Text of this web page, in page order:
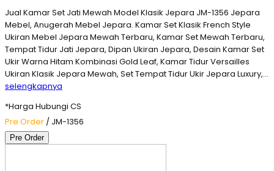
Jual Kamar Set Jati Mewah Model Klasik Jepara JM-1356 Jepara
Mebel, Anugerah Mebel Jepara. Kamar Set Klasik French Style
Ukiran Mebel Jepara Mewah Terbaru, Kamar Set Mewah Terbaru,
Tempat Tidur Jati Jepara, Dipan Ukiran Jepara, Desain Kamar Set
Ukir Warna Hitam Kombinasi Gold Leaf, Kamar Tidur Versailles
Ukiran Klasik Jepara Mewah, Set Tempat Tidur Ukir Jepara Luxury,…
selengkapnya
*Harga Hubungi CS
Pre Order / JM-1356
Pre Order